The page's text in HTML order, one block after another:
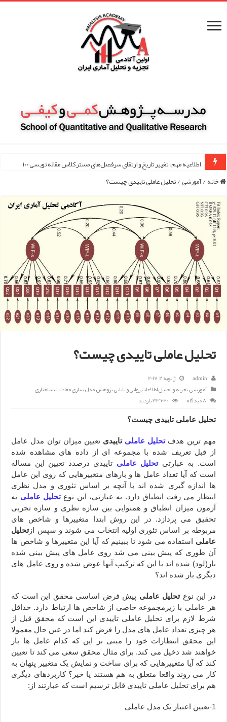
راهنمای جامع منابع سرچ علمی
خانه/آموزشی/تحلیل عاملی تاییدی چیست؟
تحلیل عاملی تاییدی چیست؟
admin
ژانویه 2, 2017
آموزشی,تجزیه و تحلیل اطلاعات,روایی و پایایی پژوهش,مدل سازی معادلات ساختاری
8 دیدگاه
33,640 بازدید
تحلیل عاملی تاییدی چیست؟
مهم ترین هدفتحلیل عاملی تاییدی تعیین میزان توان مدل عامل
از قبل تعریف شده با مجموعه ای از داده های مشاهده شده
است. به عبارتیتحلیل عاملی تاییدی درصدد تعیین این مساله
است که آیا تعداد عامل ها و بارهای متغییرهایی که روی این عامل
ها اندازه گیری شده اند با آنچه بر اساس تئوری و مدل نظری
انتظار می رفت انطباق دارد. به عبارتی، این نوعتحلیل عاملی به
آزمون میزان انطباق و همنوایی بین سازه نظری و سازه تجربی
تحقیق می پردازد. در این روش ابتدا متغییرها و شاخص های
مربوطه بر اساس تئوری اولیه انتخاب می شوند و سپس ازتحلیل
عاملی استفاده می شود تا ببینیم که آیا این متغییرها و شاخص ها
آن طوری که پیش بینی می شد روی عامل های پیش بینی شده
بار(لود) شده اند یا این که ترکیب آنها عوض شده و روی عامل های
دیگری بار شده اند؟
در این نوعتحلیل عاملی پیش فرض اساسی محقق این است که
هر عاملی با زیرمجموعه خاصی از شاخص ها ارتباط دارد. حداقل
شرط لازم برای تحلیل عاملی تاییدی این است که محقق قبل از
هر چیزی تعداد عامل های مدل را فرض کند اما در عین حال معمولا
این محقق انتظارات خود را مبنی بر این که کدام عامل ها بار
خواهند شد دخیل می کند. برای مثال محقق سعی می کند تا تعیین
کند که آیا متغییرهایی که برای ساخت و نمایش یک متغییر پنهان به
کار می روند واقعا متعلق به هم هستند یا خیر؟ کاربردهای دیگری
هم برای تحلیل عاملی تاییدی قابل ترسیم است که عبارتند از:
1-تعیین اعتبار یک مدل عاملی